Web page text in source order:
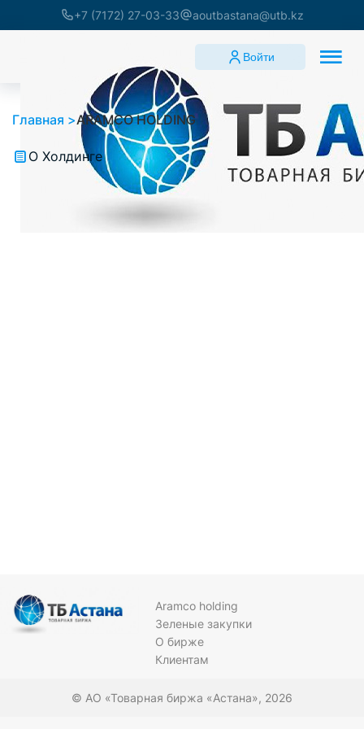
+7 (7172) 27-03-33 aoutbastana@utb.kz
Войти
Главная ARAMCO HOLDING
О Холдинге
Aramco holding
Зеленые закупки
О бирже
Клиентам
© АО «Товарная биржа «Астана», 2026